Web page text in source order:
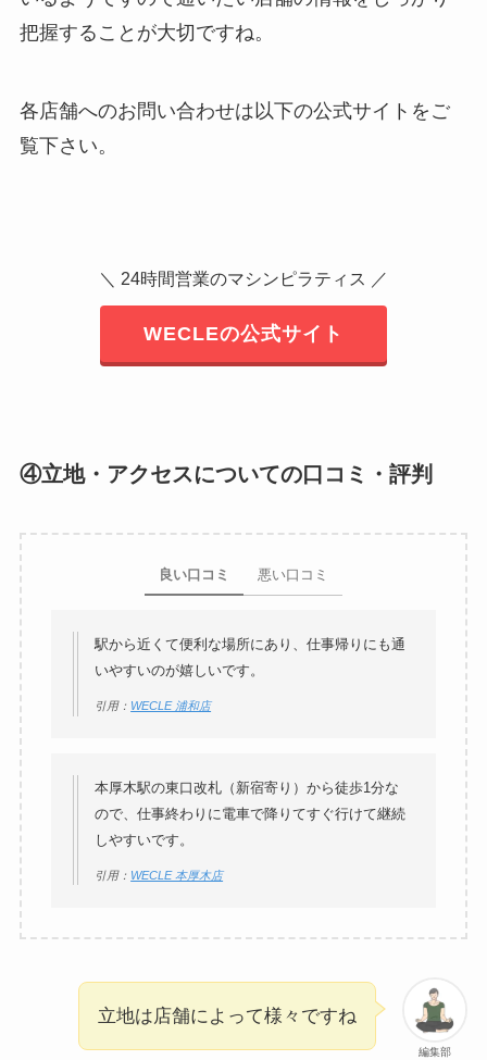
把握することが大切ですね。
各店舗へのお問い合わせは以下の公式サイトをご
覧下さい。
＼ 24時間営業のマシンピラティス ／
WECLEの公式サイト
④立地・アクセスについての口コミ・評判
良い口コミ 悪い口コミ
駅から近くて便利な場所にあり、仕事帰りにも通
いやすいのが嬉しいです。
引用： WECLE 浦和店
本厚木駅の東口改札（新宿寄り）から徒歩1分な
ので、仕事終わりに電車で降りてすぐ行けて継続
しやすいです。
引用： WECLE 本厚木店
編集部
立地は店舗によって様々ですね